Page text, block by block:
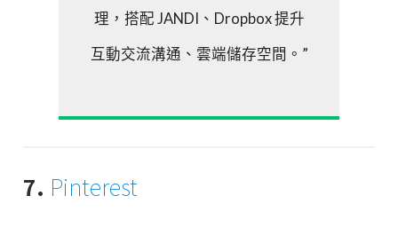
理，搭配 JANDI、Dropbox 提升
互動交流溝通、雲端儲存空間。”
7. Pinterest